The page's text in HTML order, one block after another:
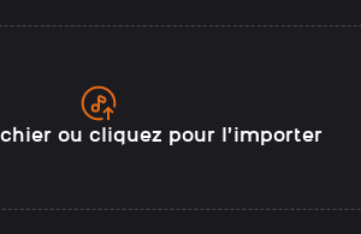
ou cliquez pour l’importer